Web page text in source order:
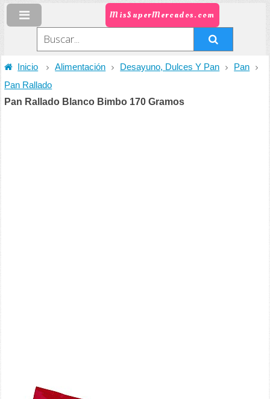
MisSuperMercados.com
Inicio Alimentación Desayuno, Dulces Y Pan
Pan
Pan Rallado
Pan Rallado Blanco Bimbo 170 Gramos